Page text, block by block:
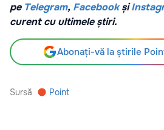
pe Telegram, Facebook și
curent cu ultimele știri.
Abonați-vă la știrile
Sursă Point